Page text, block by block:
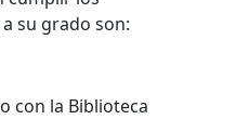
su grado son:
con la Biblioteca